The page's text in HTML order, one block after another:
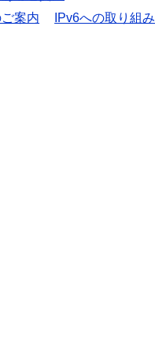
案内
IPv6への取り組み